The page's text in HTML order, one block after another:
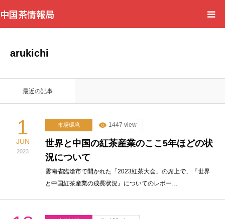
中国茶情報局
arukichi
最近の記事
1
JUN
2023
市場環境 1447 view
世界と中国の紅茶産業のここ5年ほどの状
況について
雲南省臨滄市で開かれた「2023紅茶大会」の席上で、『世界
と中国紅茶産業の成長状況』についてのレポー…
WordBank
Shops
Books